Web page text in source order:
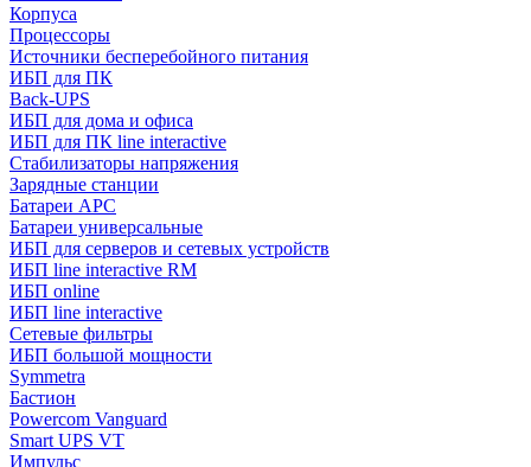
Корпуса
Процессоры
Источники бесперебойного питания
ИБП для ПК
Back-UPS
ИБП для дома и офиса
ИБП для ПК linе interactive
Стабилизаторы напряжения
Зарядные станции
Батареи APC
Батареи универсальные
ИБП для серверов и сетевых устройств
ИБП line interactive RM
ИБП online
ИБП linе interactive
Сетевые фильтры
ИБП большой мощности
Symmetra
Бастион
Powercom Vanguard
Smart UPS VT
Импульс